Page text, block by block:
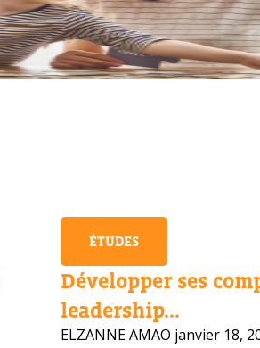
ÉTUDES
Développer ses
leadership...
ELZANNE AMAO janvier 18,